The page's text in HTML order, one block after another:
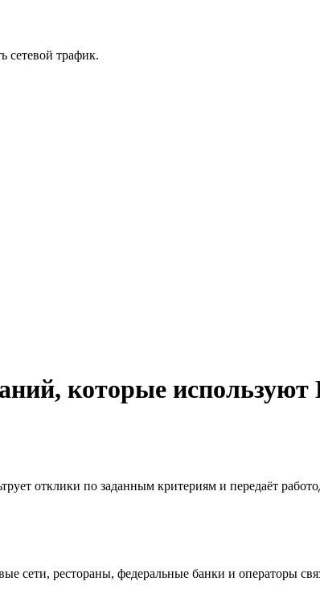
сетевой трафик.
которые используют
отклики по заданным критериям и передаёт
сети, рестораны, федеральные банки и операторы